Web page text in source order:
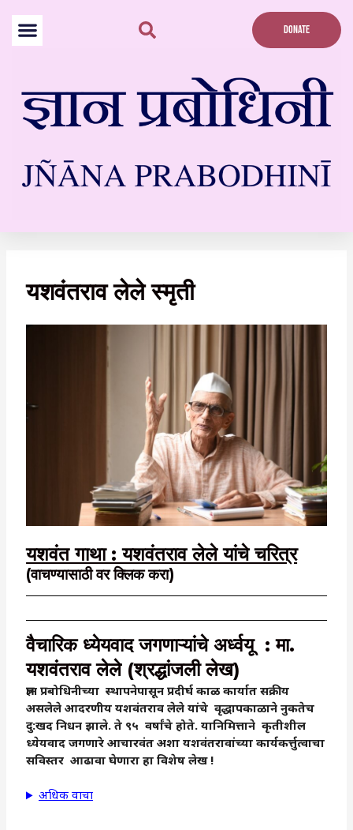
content
DONATE
यशवंतराव लेले स्मृती
यशवंत गाथा : यशवंतराव लेले यांचे चरित्र
(वाचण्यासाठी वर क्लिक करा)
वैचारिक ध्येयवाद जगणाऱ्यांचे अर्ध्वयू : मा.
यशवंतराव लेले (श्रद्धांजली लेख)
ज्ञान प्रबोधिनीच्या स्थापनेपासून प्रदीर्घ काळ कार्यात सक्रीय
असलेले आदरणीय यशवंतराव लेले यांचे वृद्धापकाळाने नुकतेच
दु:खद निधन झाले. ते ९५ वर्षांचे होते. यानिमित्ताने कृतीशील
ध्येयवाद जगणारे आचारवंत अशा यशवंतरावांच्या कार्यकर्त्तुत्वाचा
सविस्तर आढावा घेणारा हा विशेष लेख !
अधिक वाचा